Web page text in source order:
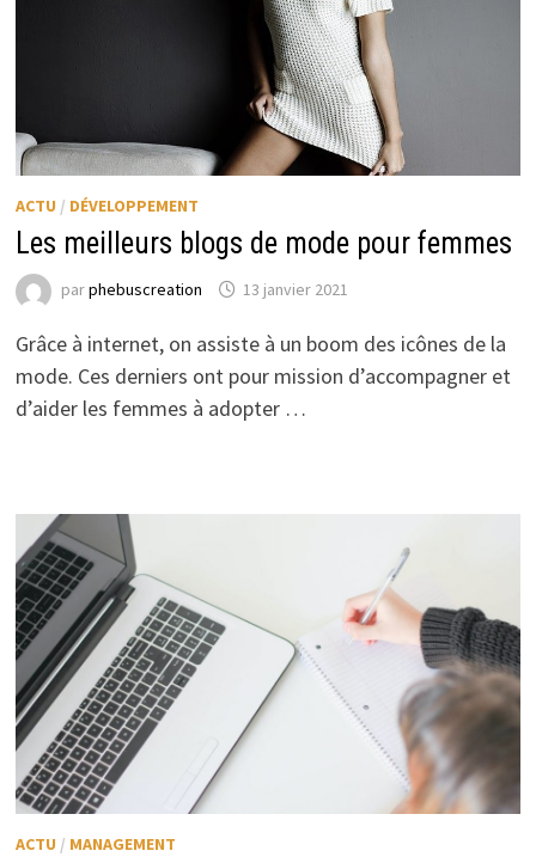
ACTU / DÉVELOPPEMENT
Les meilleurs blogs de mode pour femmes
parphebuscreation 13 janvier 2021
Grâce à internet, on assiste à un boom des icônes de la
mode. Ces derniers ont pour mission d’accompagner et
d’aider les femmes à adopter …
ACTU / MANAGEMENT